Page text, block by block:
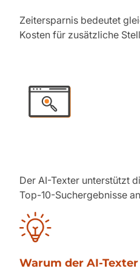
Zeitersparnis bedeutet
Kosten für zusätzliche
Der AI-Texter unterstützt
Top-10-Suchergebnisse
Warum der AI-